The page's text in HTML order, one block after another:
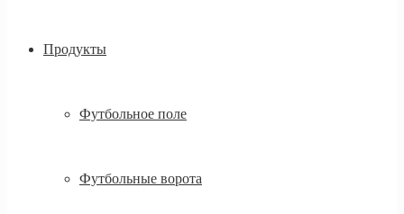
Продукты
Футбольное поле
Футбольные ворота